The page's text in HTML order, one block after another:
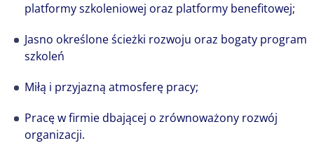
platformy szkoleniowej oraz platformy benefitowej;
Jasno określone ścieżki rozwoju oraz bogaty program
szkoleń
Miłą i przyjazną atmosferę pracy;
Pracę w firmie dbającej o zrównoważony rozwój
organizacji.